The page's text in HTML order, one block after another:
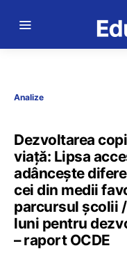
Analize
Dezvoltarea
viață: Lipsa
adâncește
cei din medii
parcursul școlii
luni pentru
– raport OCDE